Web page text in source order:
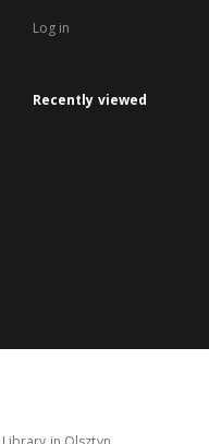
Log in
Recently viewed